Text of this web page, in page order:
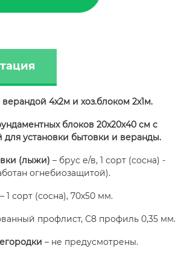
верандой 4х2м и хоз.блоком 2х1м.
блоков 20х20х40 см с
для установки бытовки и веранды.
(лыжи) – брус е/в, 1 сорт (сосна) -
огнебиозащитой).
– 1 сорт (сосна), 70х50 мм.
профлист, С8 профиль 0,35 мм.
– не предусмотрены.